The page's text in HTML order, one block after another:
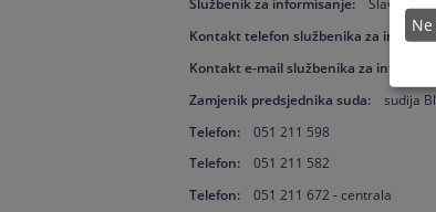
Službenik za informisanje:
Slavica
Kontakt telefon službenika za
Kontakt e-mail službenika za
Zamjenik predsjednika suda:
sudija
Telefon:
051 211 598
Telefon:
051 211 582
Telefon:
051 211 672 - centrala